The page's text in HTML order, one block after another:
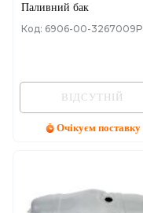
Паливний бак
Код: 6906-00-3267009P
ВІДСУТНІЙ
Очікуєм поставку